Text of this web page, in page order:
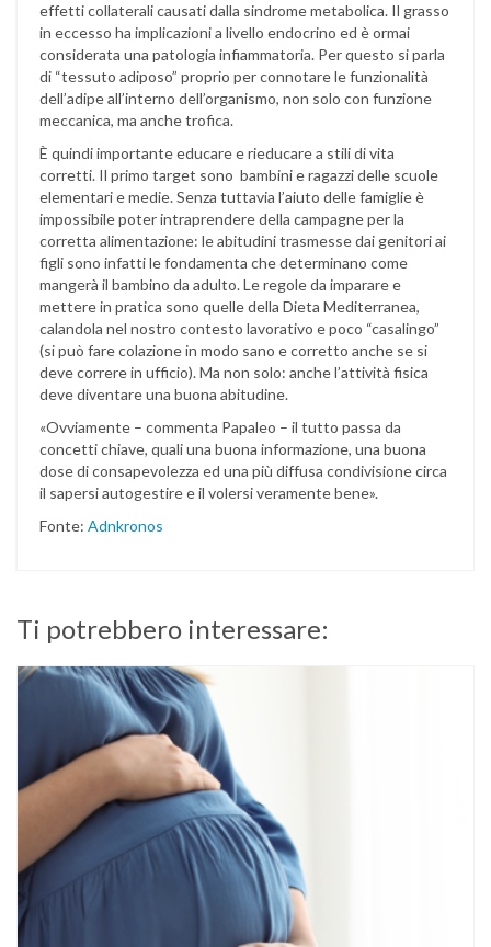
effetti collaterali causati dalla sindrome metabolica. Il grasso
in eccesso ha implicazioni a livello endocrino ed è ormai
considerata una patologia infiammatoria. Per questo si parla
di “tessuto adiposo” proprio per connotare le funzionalità
dell’adipe all’interno dell’organismo, non solo con funzione
meccanica, ma anche trofica.
È quindi importante educare e rieducare a stili di vita
corretti. Il primo target sono bambini e ragazzi delle scuole
elementari e medie. Senza tuttavia l’aiuto delle famiglie è
impossibile poter intraprendere della campagne per la
corretta alimentazione: le abitudini trasmesse dai genitori ai
figli sono infatti le fondamenta che determinano come
mangerà il bambino da adulto. Le regole da imparare e
mettere in pratica sono quelle della Dieta Mediterranea,
calandola nel nostro contesto lavorativo e poco “casalingo”
(si può fare colazione in modo sano e corretto anche se si
deve correre in ufficio). Ma non solo: anche l’attività fisica
deve diventare una buona abitudine.
«Ovviamente – commenta Papaleo – il tutto passa da
concetti chiave, quali una buona informazione, una buona
dose di consapevolezza ed una più diffusa condivisione circa
il sapersi autogestire e il volersi veramente bene».
Fonte: Adnkronos
Ti potrebbero interessare: